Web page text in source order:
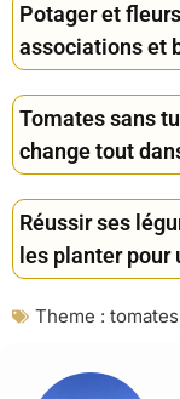
Potager et
associations et
Tomates sans
change tout
Réussir ses
les planter
Theme : tomates